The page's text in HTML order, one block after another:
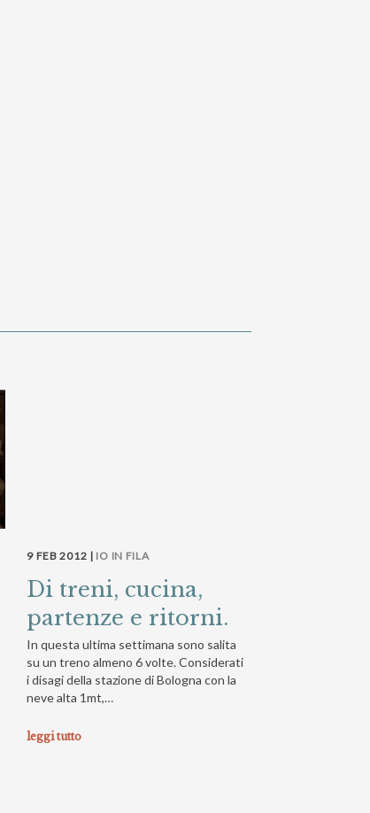
9 FEB 2012 | IO IN FILA
Di treni, cucina,
partenze e ritorni.
In questa ultima settimana sono salita
su un treno almeno 6 volte. Considerati
i disagi della stazione di Bologna con la
neve alta 1mt,…
leggi tutto